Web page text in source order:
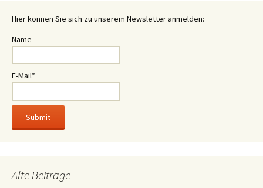
Hier können Sie sich zu unserem Newsletter anmelden:
Name
E-Mail*
Alte Beiträge